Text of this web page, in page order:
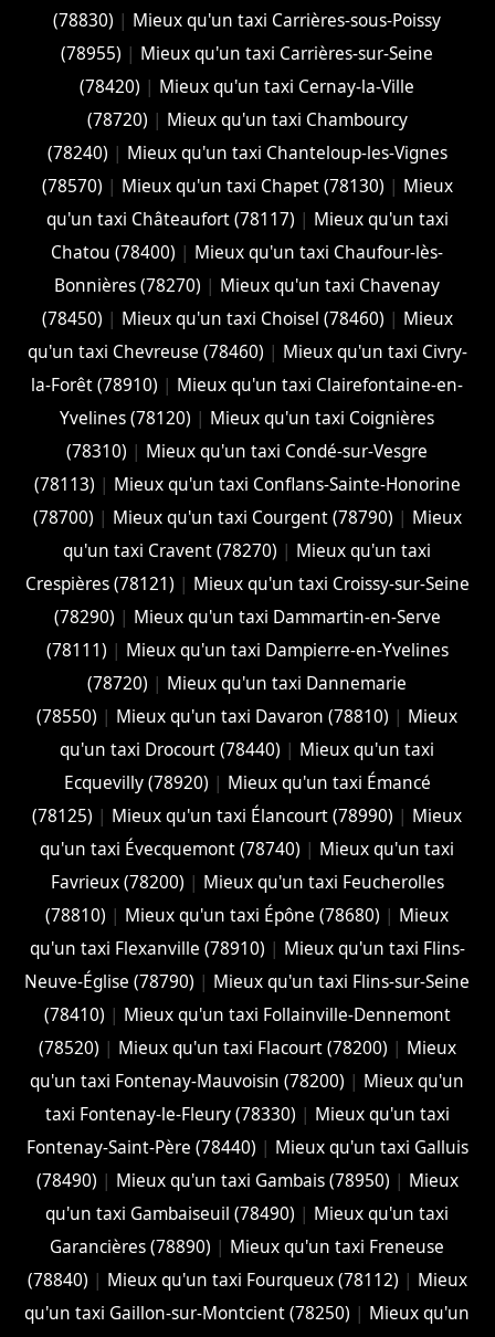
(78830) | Mieux qu'un taxi Carrières-sous-Poissy
(78955) | Mieux qu'un taxi Carrières-sur-Seine
(78420) | Mieux qu'un taxi Cernay-la-Ville
(78720) | Mieux qu'un taxi Chambourcy
(78240) | Mieux qu'un taxi Chanteloup-les-Vignes
(78570) | Mieux qu'un taxi Chapet (78130) | Mieux
qu'un taxi Châteaufort (78117) | Mieux qu'un taxi
Chatou (78400) | Mieux qu'un taxi Chaufour-lès-
Bonnières (78270) | Mieux qu'un taxi Chavenay
(78450) | Mieux qu'un taxi Choisel (78460) | Mieux
qu'un taxi Chevreuse (78460) | Mieux qu'un taxi Civry-
la-Forêt (78910) | Mieux qu'un taxi Clairefontaine-en-
Yvelines (78120) | Mieux qu'un taxi Coignières
(78310) | Mieux qu'un taxi Condé-sur-Vesgre
(78113) | Mieux qu'un taxi Conflans-Sainte-Honorine
(78700) | Mieux qu'un taxi Courgent (78790) | Mieux
qu'un taxi Cravent (78270) | Mieux qu'un taxi
Crespières (78121) | Mieux qu'un taxi Croissy-sur-Seine
(78290) | Mieux qu'un taxi Dammartin-en-Serve
(78111) | Mieux qu'un taxi Dampierre-en-Yvelines
(78720) | Mieux qu'un taxi Dannemarie
(78550) | Mieux qu'un taxi Davaron (78810) | Mieux
qu'un taxi Drocourt (78440) | Mieux qu'un taxi
Ecquevilly (78920) | Mieux qu'un taxi Émancé
(78125) | Mieux qu'un taxi Élancourt (78990) | Mieux
qu'un taxi Évecquemont (78740) | Mieux qu'un taxi
Favrieux (78200) | Mieux qu'un taxi Feucherolles
(78810) | Mieux qu'un taxi Épône (78680) | Mieux
qu'un taxi Flexanville (78910) | Mieux qu'un taxi Flins-
Neuve-Église (78790) | Mieux qu'un taxi Flins-sur-Seine
(78410) | Mieux qu'un taxi Follainville-Dennemont
(78520) | Mieux qu'un taxi Flacourt (78200) | Mieux
qu'un taxi Fontenay-Mauvoisin (78200) | Mieux qu'un
taxi Fontenay-le-Fleury (78330) | Mieux qu'un taxi
Fontenay-Saint-Père (78440) | Mieux qu'un taxi Galluis
(78490) | Mieux qu'un taxi Gambais (78950) | Mieux
qu'un taxi Gambaiseuil (78490) | Mieux qu'un taxi
Garancières (78890) | Mieux qu'un taxi Freneuse
(78840) | Mieux qu'un taxi Fourqueux (78112) | Mieux
qu'un taxi Gaillon-sur-Montcient (78250) | Mieux qu'un